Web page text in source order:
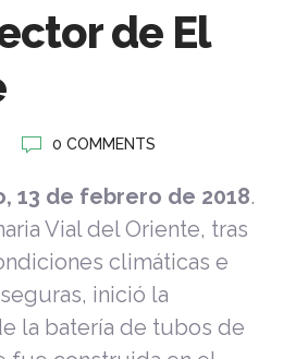
de El
0 COMMENTS
13 de febrero de 2018.
Vial del Oriente, tras
climáticas e
inició la
la batería de tubos de